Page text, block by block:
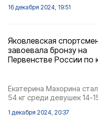
16 декабря 2024, 19:51
Яковлевская
завоевала бронзу на
Первенстве России по
Екатерина Махорина
54 кг среди девушек 14-
1 декабря 2024, 20:37